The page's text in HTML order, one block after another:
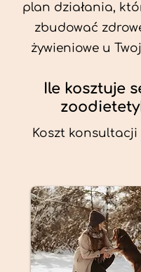
plan działania,
zbudować
żywieniowe u
Ile kosztuje
Koszt konsultacji